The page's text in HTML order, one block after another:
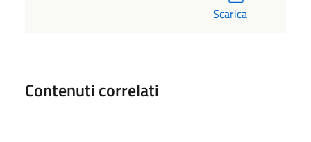
Scarica
Contenuti correlati